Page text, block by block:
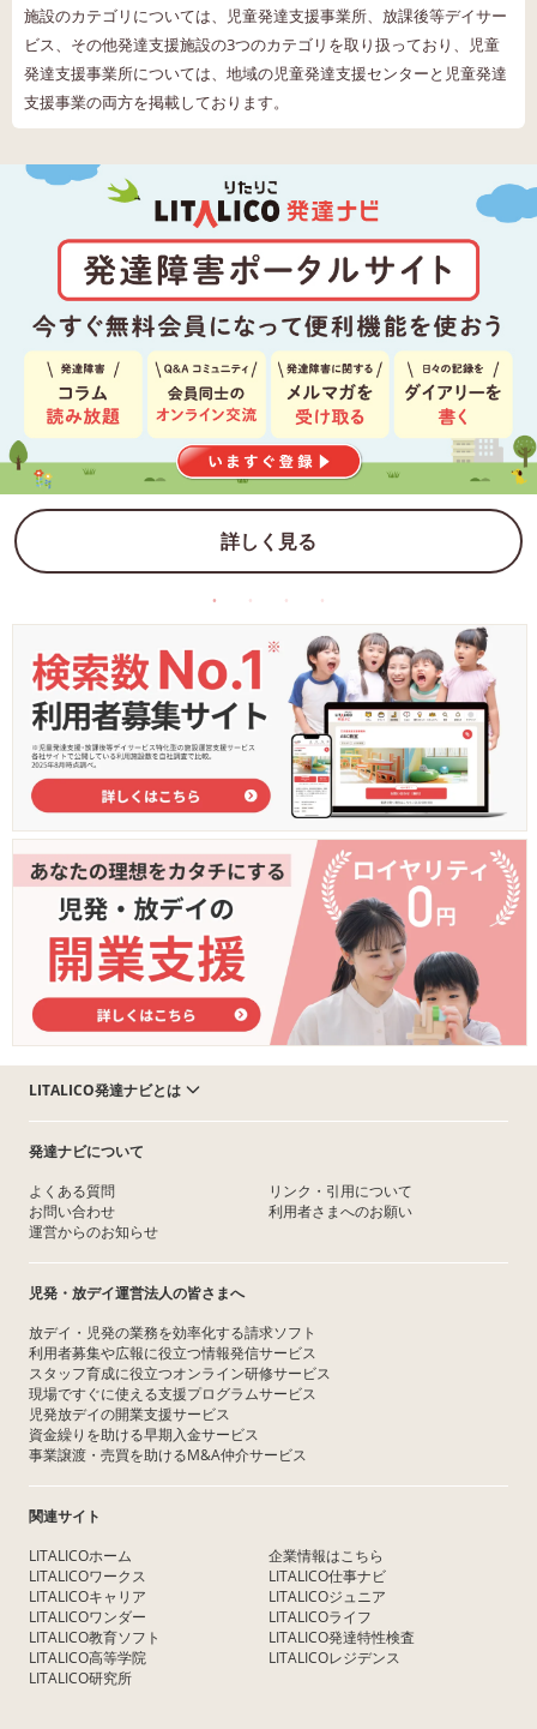
施設のカテゴリについては、児童発達支援事業所、放課後等デイサー
ビス、その他発達支援施設の3つのカテゴリを取り扱っており、児童
発達支援事業所については、地域の児童発達支援センターと児童発達
支援事業の両方を掲載しております。
詳しく見る
LITALICO発達ナビとは
発達ナビについて
よくある質問
お問い合わせ
運営からのお知らせ
リンク・引用について
利用者さまへのお願い
児発・放デイ運営法人の皆さまへ
放デイ・児発の業務を効率化する請求ソフト
利用者募集や広報に役立つ情報発信サービス
スタッフ育成に役立つオンライン研修サービス
現場ですぐに使える支援プログラムサービス
児発放デイの開業支援サービス
資金繰りを助ける早期入金サービス
事業譲渡・売買を助けるM&A仲介サービス
関連サイト
LITALICOホーム
LITALICOワークス
LITALICOキャリア
LITALICOワンダー
LITALICO教育ソフト
LITALICO高等学院
LITALICO研究所
企業情報はこちら
LITALICO仕事ナビ
LITALICOジュニア
LITALICOライフ
LITALICO発達特性検査
LITALICOレジデンス